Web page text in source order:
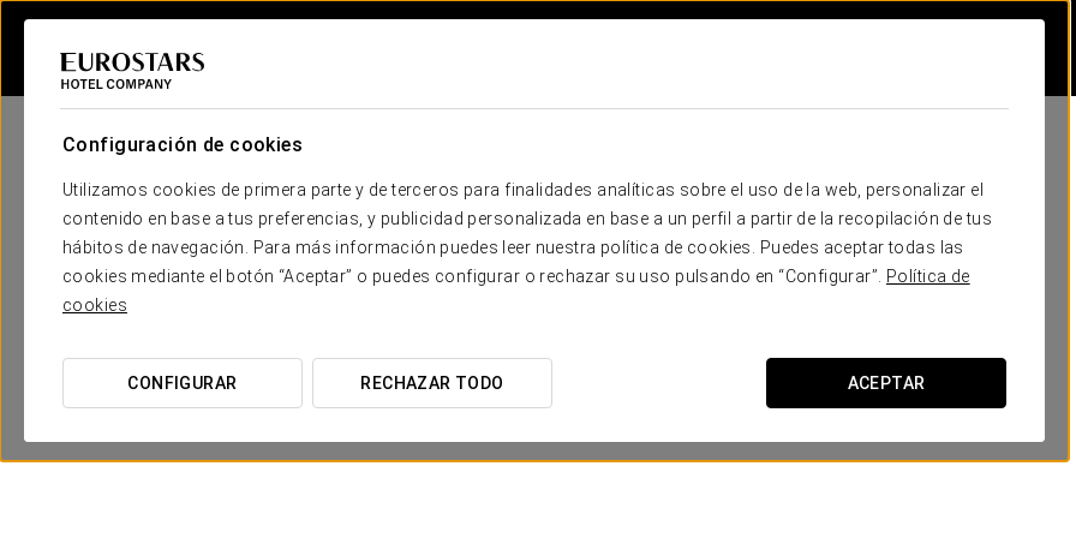
Configuración de cookies
Utilizamos cookies de primera parte y de terceros para finalidades analíticas sobre el uso de la web, personalizar el
contenido en base a tus preferencias, y publicidad personalizada en base a un perfil a partir de la recopilación de tus
hábitos de navegación. Para más información puedes leer nuestra política de cookies. Puedes aceptar todas las
cookies mediante el botón “Aceptar” o puedes configurar o rechazar su uso pulsando en “Configurar”.
Política de
cookies
CONFIGURAR RECHAZAR TODO ACEPTAR